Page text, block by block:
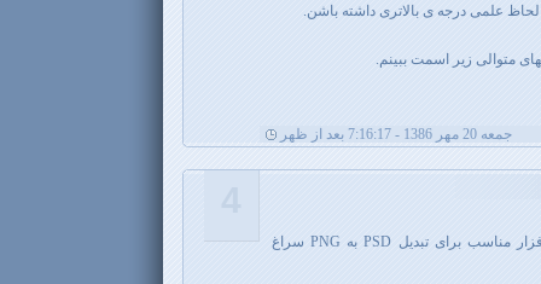
علمی درجه ی بالاتری داشته باشن.
متوالی زیر اسمت ببینم.
جمعه 20 مهر 1386 - 7:16:17 بعد از ظهر
آقا من میخواستم بدونم شما نرم افزار مناسب برای تبدیل PSD به PNG سراغ